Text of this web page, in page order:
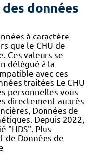
données
à caractère
que le CHU de
Ces valeurs se
délégué à la
avec ces
traitées Le CHU
personnelles vous
directement auprès
Données de
Depuis 2022,
"HDS". Plus
de Données de